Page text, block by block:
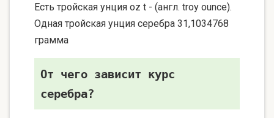
Есть тройская унция oz t - (англ. troy ounce).
Одная тройская унция серебра 31,1034768
грамма
От чего зависит курс
серебра?